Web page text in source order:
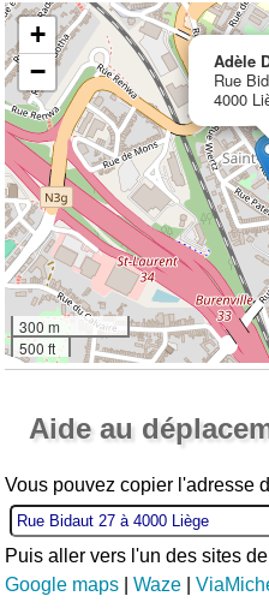
Adèle
Rue
4000
+
−
300 m
500 ft
Aide au
Vous pouvez copier l'adresse
Puis aller vers l'un des sites
Google maps |Waze |